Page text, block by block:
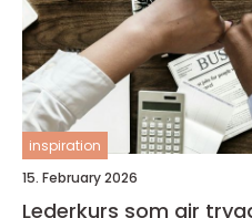
inspiration
15. February 2026
Lederkurs som gir